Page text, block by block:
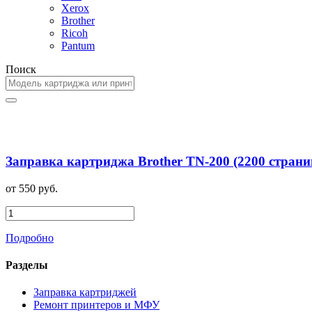
Xerox
Brother
Ricoh
Pantum
Поиск
Заправка картриджа Brother TN-200 (2200
от 550 руб.
Подробно
Разделы
Заправка картриджей
Ремонт принтеров и МФУ